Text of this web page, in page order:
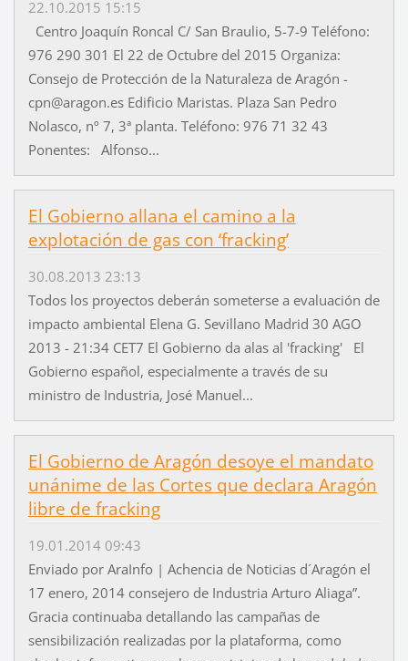
22.10.2015 15:15
Centro Joaquín Roncal C/ San Braulio, 5-7-9 Teléfono:
976 290 301 El 22 de Octubre del 2015 Organiza:
Consejo de Protección de la Naturaleza de Aragón -
cpn@aragon.es Edificio Maristas. Plaza San Pedro
Nolasco, nº 7, 3ª planta. Teléfono: 976 71 32 43
Ponentes: Alfonso...
El Gobierno allana el camino a la
explotación de gas con ‘fracking’
30.08.2013 23:13
Todos los proyectos deberán someterse a evaluación de
impacto ambiental Elena G. Sevillano Madrid 30 AGO
2013 - 21:34 CET7 El Gobierno da alas al 'fracking' El
Gobierno español, especialmente a través de su
ministro de Industria, José Manuel...
El Gobierno de Aragón desoye el mandato
unánime de las Cortes que declara Aragón
libre de fracking
19.01.2014 09:43
Enviado por AraInfo | Achencia de Noticias d´Aragón el
17 enero, 2014 consejero de Industria Arturo Aliaga”.
Gracia continuaba detallando las campañas de
sensibilización realizadas por la plataforma, como